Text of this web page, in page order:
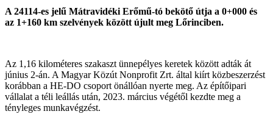
A 24114-es jelű Mátravidéki Erőmű-tó bekötő útja a 0+000 és
az 1+160 km szelvények között újult meg Lőrinciben.
Az 1,16 kilométeres szakaszt ünnepélyes keretek között adták át
június 2-án. A Magyar Közút Nonprofit Zrt. által kiírt közbeszerzést
korábban a HE-DO csoport önállóan nyerte meg. Az építőipari
vállalat a téli leállás után, 2023. március végétől kezdte meg a
tényleges munkavégzést.